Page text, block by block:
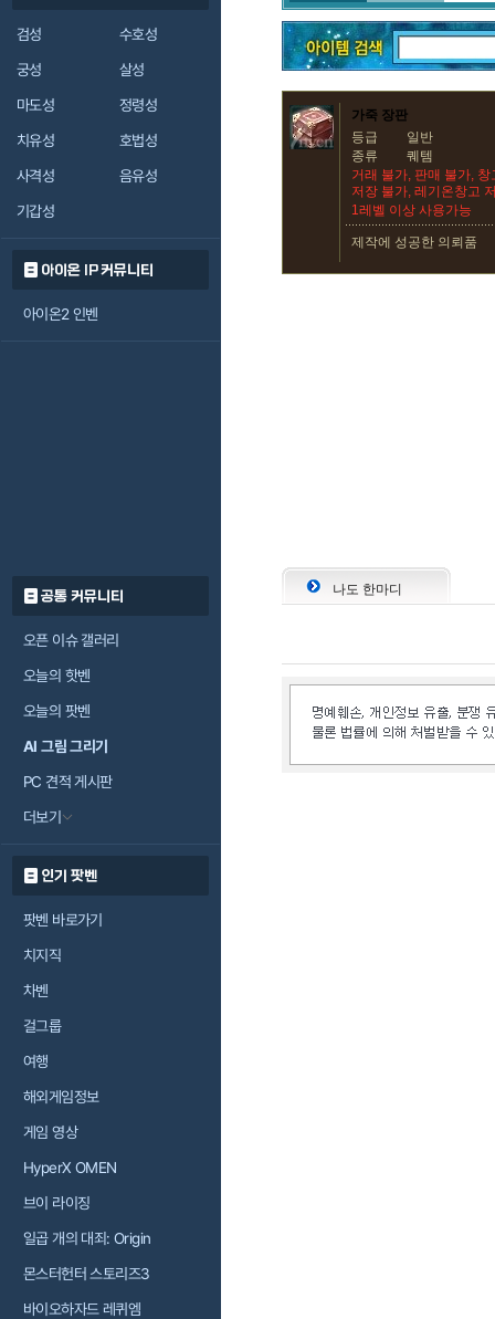
검성
수호성
궁성
살성
마도성
정령성
치유성
호법성
사격성
음유성
기갑성
아이온 IP 커뮤니티
아이온2 인벤
공통 커뮤니티
오픈 이슈 갤러리
오늘의 핫벤
오늘의 팟벤
AI 그림 그리기
PC 견적 게시판
더보기
인기 팟벤
팟벤 바로가기
치지직
차벤
걸그룹
여행
해외게임정보
게임 영상
HyperX OMEN
브이 라이징
일곱 개의 대죄: Origin
몬스터헌터 스토리즈3
바이오하자드 레퀴엠
가죽 장판
등급
일반
종류
퀘템
거래 불가, 판매 불가,
저장 불가, 레기온창고
1레벨 이상 사용가능
제작에 성공한 의뢰품
나도 한마디